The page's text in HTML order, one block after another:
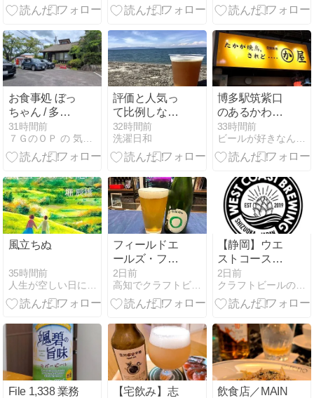
ス ロゼ ブリュ
い幻の全房発
酵ワイン
お食事処 ぼっ
ちゃん / 多治
見
31時間前
７ＧのＯＰ の 気ままに
評価と人気っ
て比例しない
よね
32時間前
洗濯日和
博多駅筑紫口
のあるかわ屋
に行ってきま
した。
33時間前
ビールが好きなんです。
風立ちぬ
35時間前
フィールドエ
ールズ・フィ
ールドセゾン
2日前
高知でクラフトビール...たまに色々
【静岡】ウエ
ストコースト
ブルーイン
グ：「フリー
スタイルサン
vol.8」を樽で
飲んでみまし
た～
2日前
クラフトビールのことならビアナビ
File 1,338 業務
【宅飲み】志
飲食店／MAIN